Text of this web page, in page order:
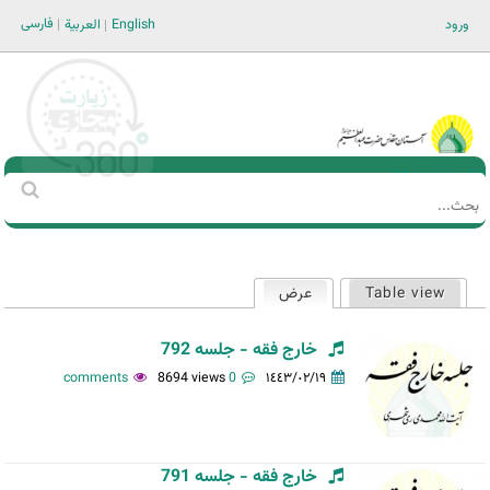
ورود فارسی العربية English
Main men-AR
استمارة
‏
الأساسية
Table view عرض
خارج فقه - جلسه 792
١٤٤٣/٠٢/١٩ 0 comments
8694 views
خارج فقه - جلسه 791